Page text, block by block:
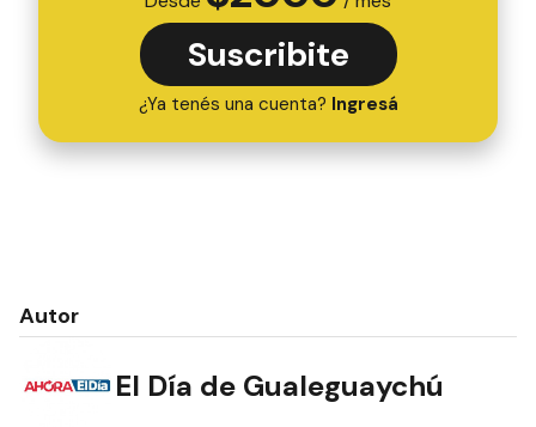
Suscribite
¿Ya tenés una cuenta? Ingresá
Autor
El Día de Gualeguaychú